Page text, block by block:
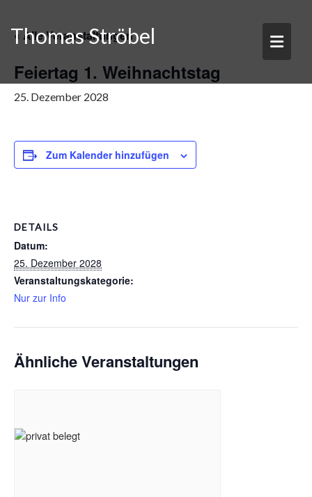
content
Thomas Ströbel
« Alle Veranstaltungen
Feiertag 1. Weihnachtstag
25. Dezember 2028
Zum Kalender hinzufügen
DETAILS
Datum:
25. Dezember 2028
Veranstaltungskategorie:
Nur zur Info
Ähnliche Veranstaltungen